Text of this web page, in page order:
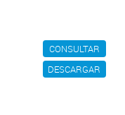
CONSULTAR
DESCARGAR